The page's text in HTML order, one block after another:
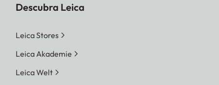
Descubra Leica
Leica Stores
Leica Akademie
Leica Welt